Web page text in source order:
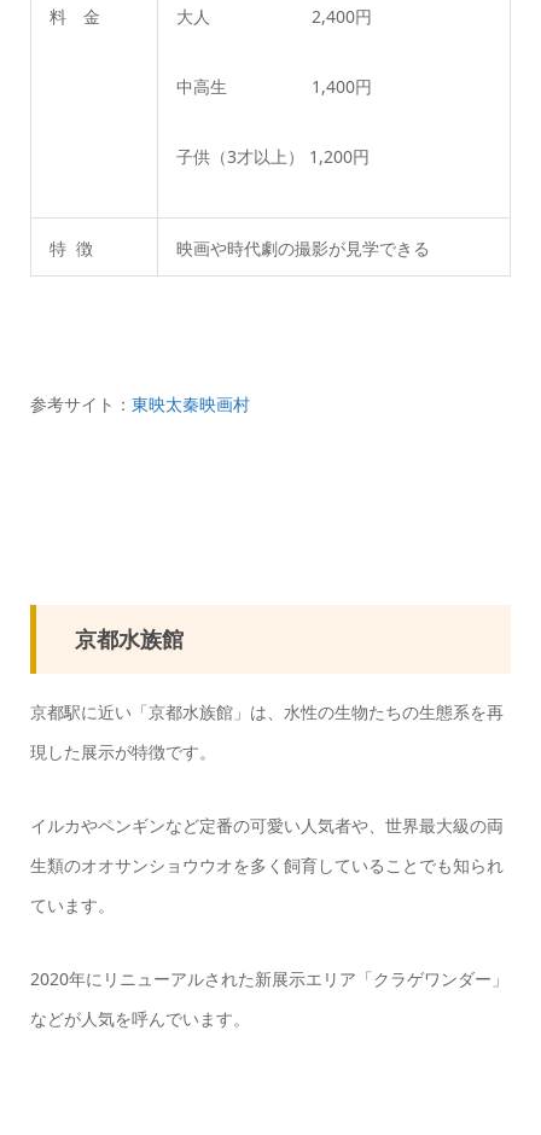
料 金 大人 2,400円
中高生 1,400円
子供（3才以上） 1,200円
特 徴 映画や時代劇の撮影が見学できる
参考サイト： 東映太秦映画村
京都水族館
京都駅に近い「京都水族館」は、水性の生物たちの生態系を再
現した展示が特徴です。
イルカやペンギンなど定番の可愛い人気者や、世界最大級の両
生類のオオサンショウウオを多く飼育していることでも知られ
ています。
2020年にリニューアルされた新展示エリア「クラゲワンダー」
などが人気を呼んでいます。